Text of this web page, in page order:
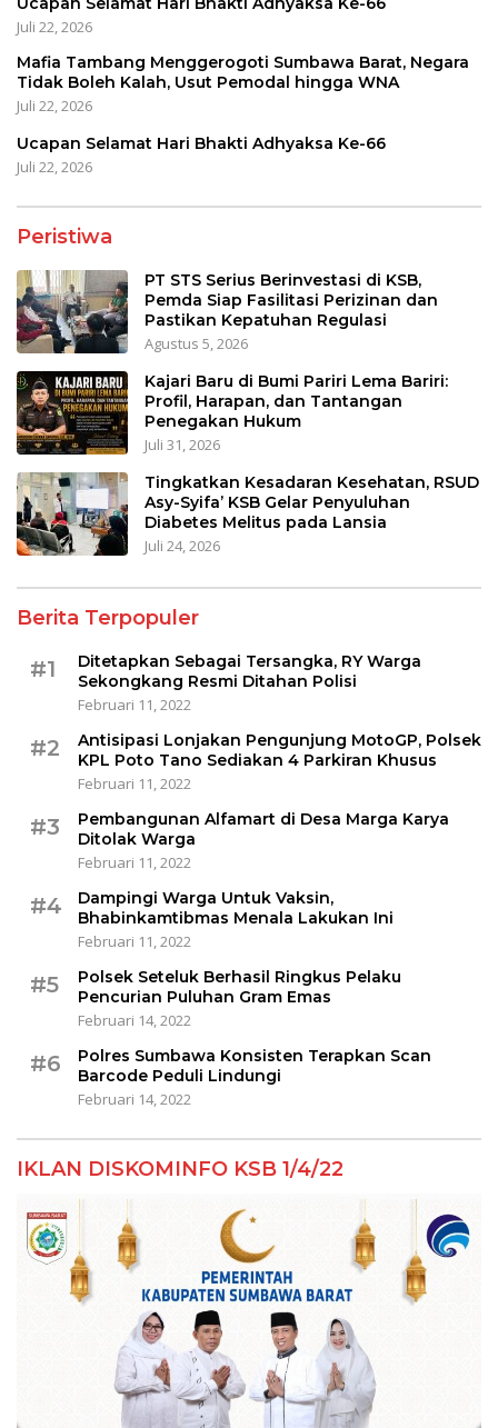
Juli 22, 2026
Mafia Tambang Menggerogoti Sumbawa Barat, Negara
Tidak Boleh Kalah, Usut Pemodal hingga WNA
Juli 22, 2026
Ucapan Selamat Hari Bhakti Adhyaksa Ke-66
Juli 22, 2026
Peristiwa
PT STS Serius Berinvestasi di KSB,
Pemda Siap Fasilitasi Perizinan dan
Pastikan Kepatuhan Regulasi
Agustus 5, 2026
Kajari Baru di Bumi Pariri Lema Bariri:
Profil, Harapan, dan Tantangan
Penegakan Hukum
Juli 31, 2026
Tingkatkan Kesadaran Kesehatan, RSUD
Asy-Syifa’ KSB Gelar Penyuluhan
Diabetes Melitus pada Lansia
Juli 24, 2026
Berita Terpopuler
#1
Ditetapkan Sebagai Tersangka, RY Warga
Sekongkang Resmi Ditahan Polisi
Februari 11, 2022
#2
Antisipasi Lonjakan Pengunjung MotoGP, Polsek
KPL Poto Tano Sediakan 4 Parkiran Khusus
Februari 11, 2022
#3
Pembangunan Alfamart di Desa Marga Karya
Ditolak Warga
Februari 11, 2022
#4
Dampingi Warga Untuk Vaksin,
Bhabinkamtibmas Menala Lakukan Ini
Februari 11, 2022
#5
Polsek Seteluk Berhasil Ringkus Pelaku
Pencurian Puluhan Gram Emas
Februari 14, 2022
#6
Polres Sumbawa Konsisten Terapkan Scan
Barcode Peduli Lindungi
Februari 14, 2022
IKLAN DISKOMINFO KSB 1/4/22